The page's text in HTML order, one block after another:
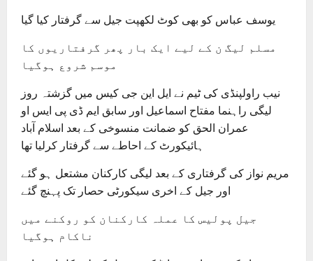
یوسف عباس کو بھی کوٹ لکھپت جیل سے گرفتار کیا گیا
مسلم لیگ ن کے لیے ایک بار پھر گرفتاریوں کا
موسم شروع ہوگیا
نیب راولپنڈی کی ٹیم نے ایل این جی کیس میں گزشتہ روز
لیگی راہنما مفتاح اسماعیل اور سابق ایم ڈی پی ایس او
عمران الحق کو ضمانت منسوخی کے بعد اسلام آباد
ہائیکورٹ کے احاطے سے گرفتار کرلیا تھا
مریم نواز کی گرفتاری کے بعد لیگی کارکنان مشتعل ہو گئے
اور جیل کے اخری سیکورٹی حصار تک پہنچ گئے
جیل پولیس کا عملہ کارکنان کو روکنے میں
ناکام ہوگیا